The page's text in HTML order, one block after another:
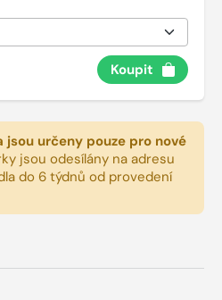
Koupit
jsou určeny pouze pro nové
jsou odesílány na adresu
do 6 týdnů od provedení